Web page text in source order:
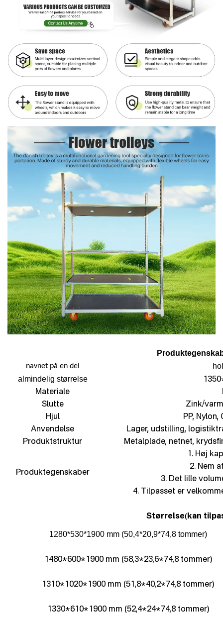
navnet på en del
almindelig størrelse
Materiale
Slutte
Zink/
Hjul
PP, Nylon,
Anvendelse
Lager, udstilling,
Produktstruktur
Metalplade, netnet,
Produktegenskaber
1. Høj
2. Nem
3. Det lille
4. Tilpasset er
Størrelse(kan
1280*530*1900 mm (50,4*20,9*74,8 tommer)
1480*600*1900 mm (58,3*23,6*74,8 tommer)
1310*1020*1900 mm (51,8*40,2*74,8 tommer)
1330*610*1900 mm (52,4*24*74,8 tommer)